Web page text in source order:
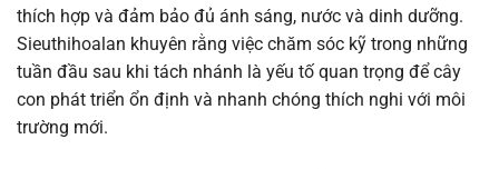
thích hợp và đảm bảo đủ ánh sáng, nước và dinh dưỡng.
Sieuthihoalan khuyên rằng việc chăm sóc kỹ trong những
tuần đầu sau khi tách nhánh là yếu tố quan trọng để cây
con phát triển ổn định và nhanh chóng thích nghi với môi
trường mới.